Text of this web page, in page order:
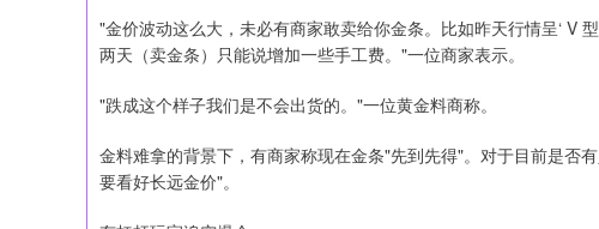
"金价波动这么大，未必有商家敢卖给你金条。比如昨天行情呈‘ V
两天（卖金条）只能说增加一些手工费。"一位商家表示。
"跌成这个样子我们是不会出货的。"一位黄金料商称。
金料难拿的背景下，有商家称现在金条"先到先得"。对于目前是否
要看好长远金价"。